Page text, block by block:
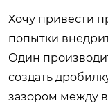
Хочу привести
попытки
Один
создать
зазором между